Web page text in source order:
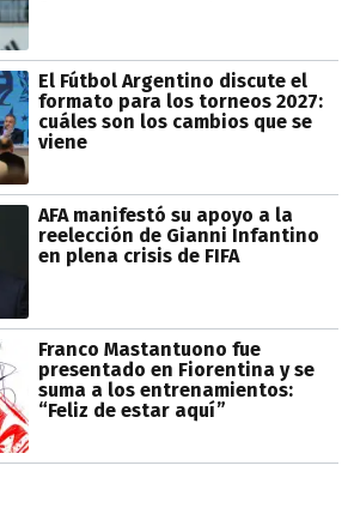
El Fútbol Argentino discute el
formato para los torneos 2027:
cuáles son los cambios que se
viene
AFA manifestó su apoyo a la
reelección de Gianni Infantino
en plena crisis de FIFA
Franco Mastantuono fue
presentado en Fiorentina y se
suma a los entrenamientos:
“Feliz de estar aquí”